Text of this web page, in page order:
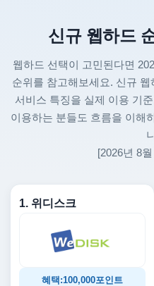
신규 웹하드
웹하드 선택이 고민된다면
순위를 참고해보세요. 신규
서비스 특징을 실제 이용 기
이용하는 분들도 흐름을 이해
[2026년 8
1. 위디스크
혜택:100,000포인트